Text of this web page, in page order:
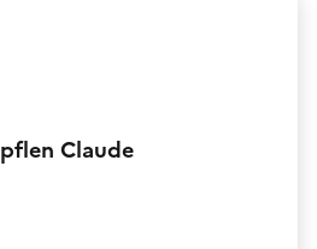
Claude